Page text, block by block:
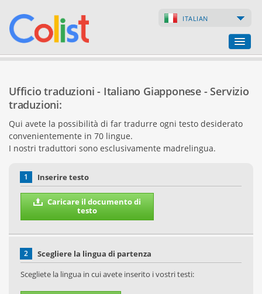
ITALIAN
Lista delle aziende
Pagine web
Negozi online
Ufficio traduzioni - Italiano Giapponese - Servizio
traduzioni:
Qui avete la possibilità di far tradurre ogni testo desiderato
convenientemente in 70 lingue.
I nostri traduttori sono esclusivamente madrelingua.
1 Inserire testo
Caricare il documento di
testo
2
Scegliere la lingua di partenza
Scegliete la lingua in cui avete inserito i vostri testi: